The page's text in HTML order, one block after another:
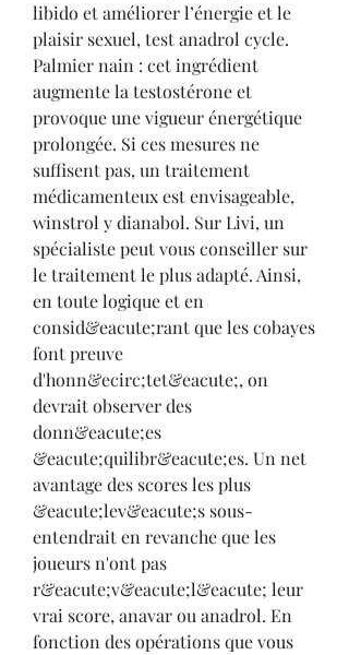
libido et améliorer l’énergie et le
plaisir sexuel, test anadrol cycle.
Palmier nain : cet ingrédient
augmente la testostérone et
provoque une vigueur énergétique
prolongée. Si ces mesures ne
suffisent pas, un traitement
médicamenteux est envisageable,
winstrol y dianabol. Sur Livi, un
spécialiste peut vous conseiller sur
le traitement le plus adapté. Ainsi,
en toute logique et en
consid&eacute;rant que les cobayes
font preuve
d'honn&ecirc;tet&eacute;, on
devrait observer des
donn&eacute;es
&eacute;quilibr&eacute;es. Un net
avantage des scores les plus
&eacute;lev&eacute;s sous-
entendrait en revanche que les
joueurs n'ont pas
r&eacute;v&eacute;l&eacute; leur
vrai score, anavar ou anadrol. En
fonction des opérations que vous